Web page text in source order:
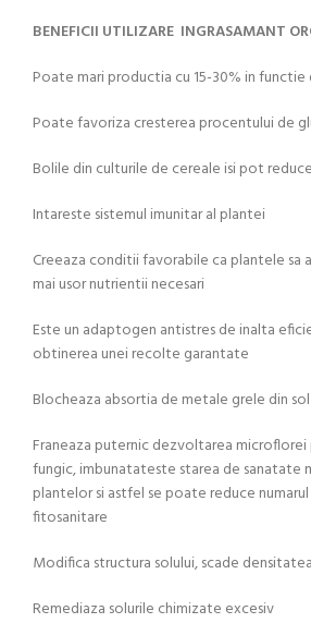
BENEFICII UTILIZARE INGRASAMANT
Poate mari productia cu 15-30% in functie
Poate favoriza cresterea procentului de
Bolile din culturile de cereale isi pot
Intareste sistemul imunitar al plantei
Creeaza conditii favorabile ca plantele sa
mai usor nutrientii necesari
Este un adaptogen antistres de inalta
obtinerea unei recolte garantate
Blocheaza absortia de metale grele din sol
Franeaza puternic dezvoltarea
fungic, imbunatateste starea de sanatate
plantelor si astfel se poate reduce
fitosanitare
Modifica structura solului, scade
Remediaza solurile chimizate excesiv